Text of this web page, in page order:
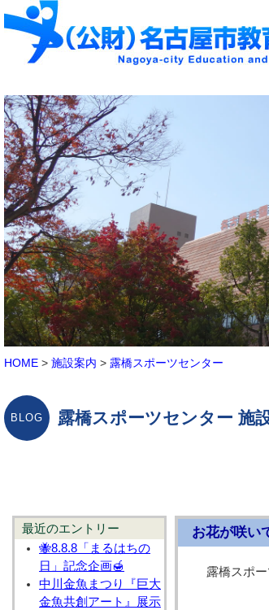
HOME > 施設案内 > 露橋スポーツセンター
露橋スポーツセンター 施
最近のエントリー
🐝8.8.8「まるはちの
日」記念企画🍯
中川金魚まつり『巨大
金魚共創アート』展示
お花が咲い
露橋スポ